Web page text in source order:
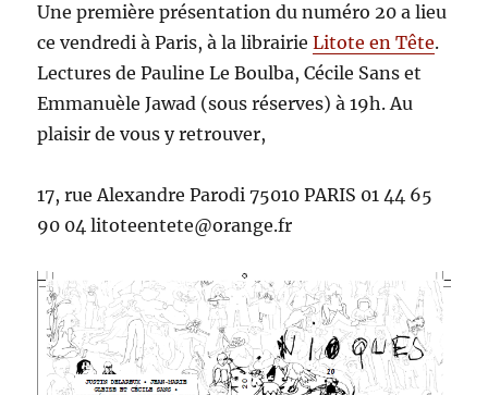
Une première présentation du numéro 20 a lieu
ce vendredi à Paris, à la librairieLitote en Tête.
Lectures de Pauline Le Boulba, Cécile Sans et
Emmanuèle Jawad (sous réserves) à 19h. Au
plaisir de vous y retrouver,
17, rue Alexandre Parodi 75010 PARIS 01 44 65
90 04 litoteentete@orange.fr